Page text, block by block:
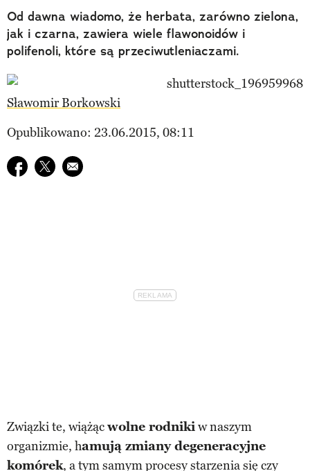
Od dawna wiadomo, że herbata, zarówno zielona,
jak i czarna, zawiera wiele flawonoidów i
polifenoli, które są przeciwutleniaczami.
Sławomir Borkowski
Opublikowano: 23.06.2015, 08:11
Udostępnij na facebook
Udostępnij na twitter
E-mail do przyjaciela
Związki te, wiążącwolne rodnikiw naszym
organizmie, hamują zmiany degeneracyjne
komórek, a tym samym procesy starzenia się czy